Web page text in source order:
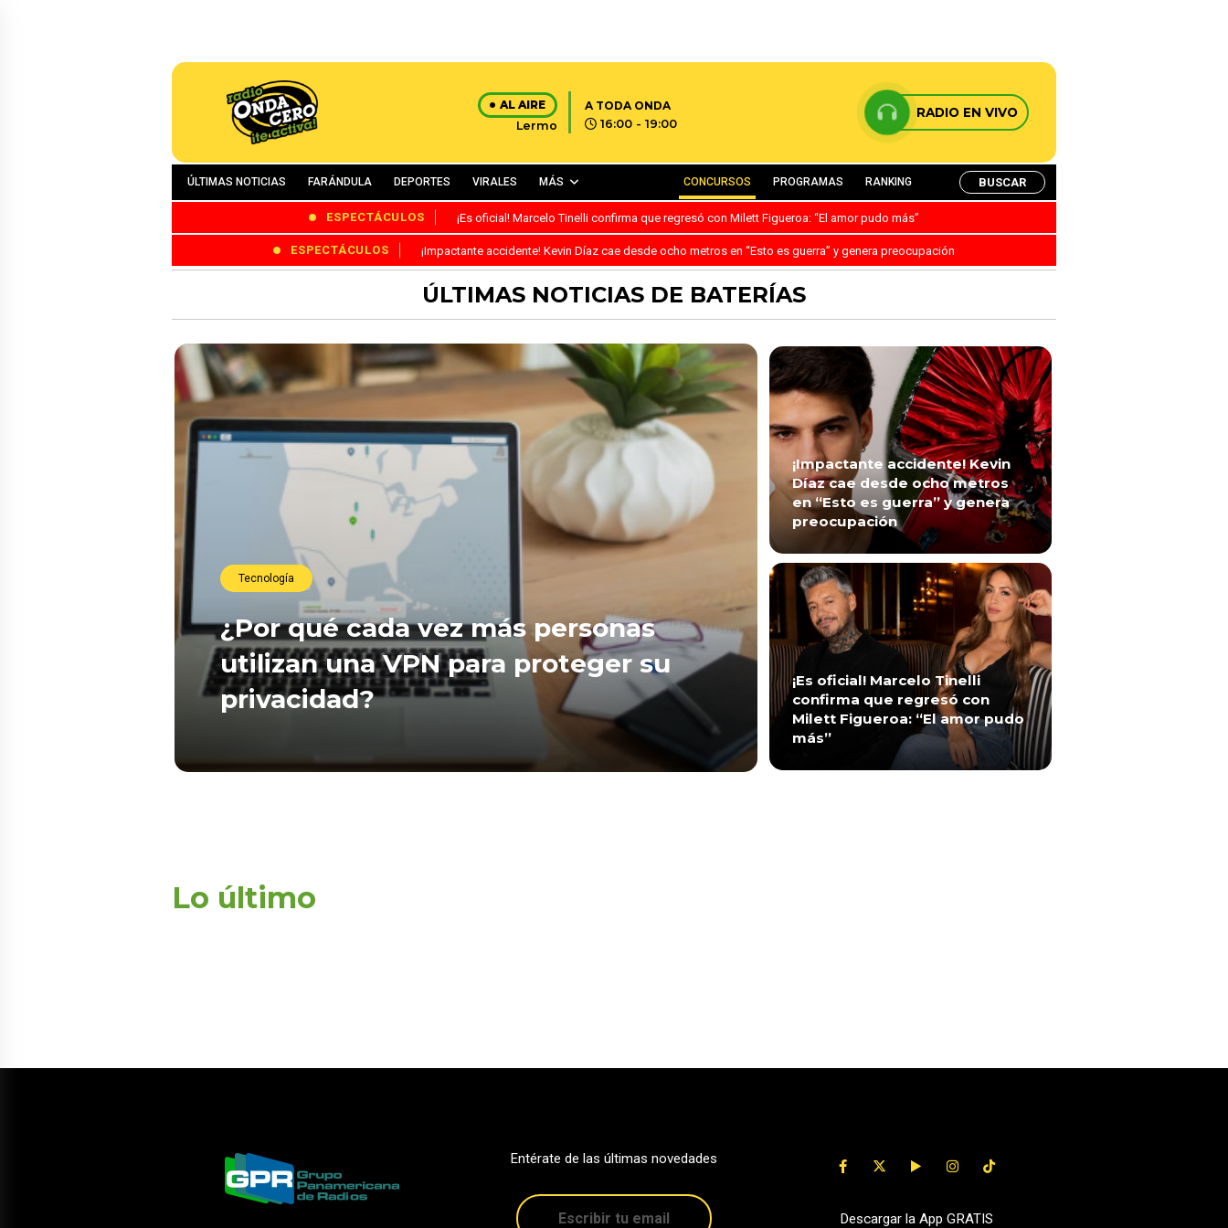
AL AIRE
Lermo
A TODA ONDA
16:00 - 19:00
RADIO EN VIVO
ÚLTIMAS NOTICIAS FARÁNDULA DEPORTES VIRALES MÁS CONCURSOS PROGRAMAS RANKING BUSCAR
ESPECTÁCULOS ¡Es oficial! Marcelo Tinelli confirma que regresó con Milett Figueroa: “El amor pudo más”
ESPECTÁCULOS ¡Impactante accidente! Kevin Díaz cae desde ocho metros en “Esto es guerra” y genera preocupación
ÚLTIMAS NOTICIAS DE BATERÍAS
Tecnología
¿Por qué cada vez más personas
utilizan una VPN para proteger su
privacidad?
¡Impactante accidente! Kevin
Díaz cae desde ocho metros
en “Esto es guerra” y genera
preocupación
¡Es oficial! Marcelo Tinelli
confirma que regresó con
Milett Figueroa: “El amor pudo
más”
Lo último
Entérate de las últimas novedades
Descargar la App GRATIS